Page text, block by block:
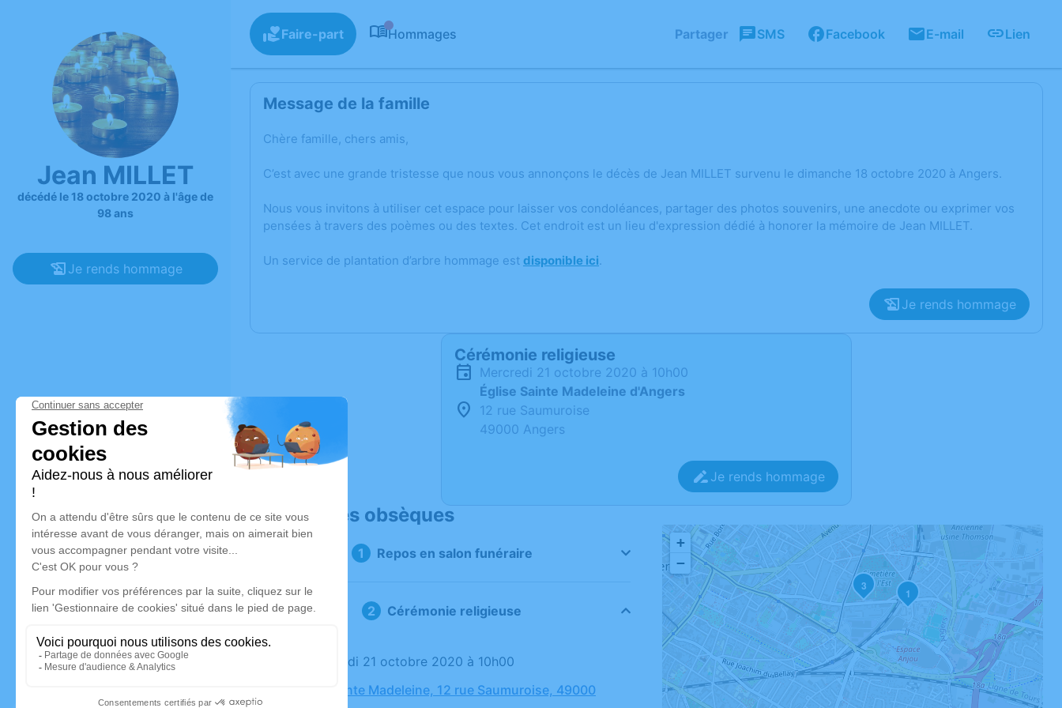
Jean MILLET
décédé le 18 octobre 2020 à l'âge de
98 ans
Je rends hommage
Faire-part Hommages Partager SMS Facebook E-mail Lien
Message de la famille
Chère famille, chers amis,
C’est avec une grande tristesse que nous vous annonçons le décès de Jean MILLET survenu le dimanche 18 octobre 2020 à Angers.
Nous vous invitons à utiliser cet espace pour laisser vos condoléances, partager des photos souvenirs, une anecdote ou exprimer vos
pensées à travers des poèmes ou des textes. Cet endroit est un lieu d'expression dédié à honorer la mémoire de Jean MILLET.
Un service de plantation d’arbre hommage est disponible ici.
Je rends hommage
Cérémonie religieuse
mercredi 21 octobre 2020 à 10h00
Église Sainte Madeleine d'Angers
12 rue Saumuroise
49000 Angers
Je rends hommage
Déroulé des obsèques
Repos en salon funéraire
Cérémonie religieuse
Le mercredi 21 octobre 2020 à 10h00
Église Sainte Madeleine, 12 rue Saumuroise, 49000
1
3
+
−